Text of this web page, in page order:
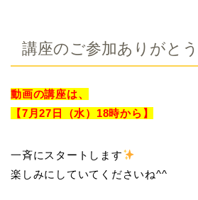
講座のご参加ありがと
動画の講座は、
【7月27日（水）18時から】
一斉にスタートします
楽しみにしていてくださいね^^